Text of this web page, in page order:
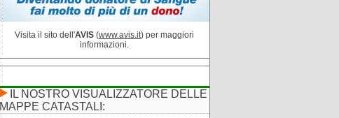
Visita il sito dell'AVIS (www.avis.it) per maggiori
informazioni.
IL NOSTRO VISUALIZZATORE DELLE
MAPPE CATASTALI: